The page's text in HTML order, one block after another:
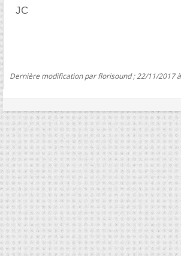
JC
Dernière modification par florisound ; 22/11/2017 à